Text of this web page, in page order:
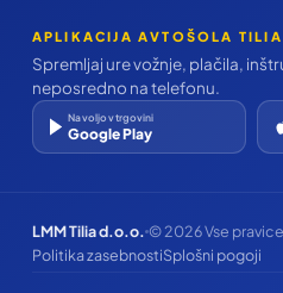
APLIKACIJA AVTOŠOLA TILIA
Spremljaj ure vožnje, plačila,
neposredno na telefonu.
Na voljo v trgovini
Google Play
LMM Tilia d.o.o. © 2026 Vse
Politika zasebnostiSplošni pogoji